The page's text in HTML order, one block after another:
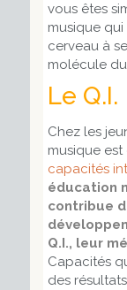
vous êtes
musique
cerveau à
molécule du
Le Q.I.
Chez les
musique
capacités
éducation
contribue
Q.I., leur
Capacités
des